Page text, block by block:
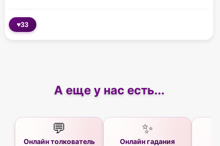
♥33
А еще у нас есть...
💬
Онлайн толкователь
✨
Онлайн гадания